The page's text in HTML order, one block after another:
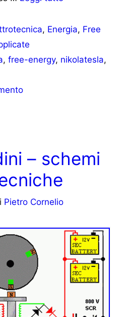
, Energia, Free
,free-energy, nikolatesla,
– schemi
Pietro Cornelio